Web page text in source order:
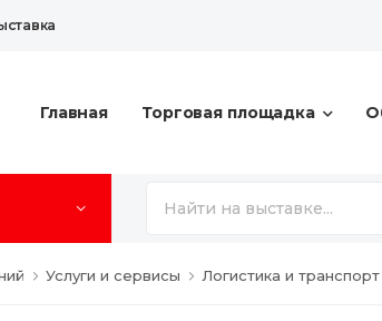
Главная Торговая площадка
Услуги и сервисы Логистика и транспорт